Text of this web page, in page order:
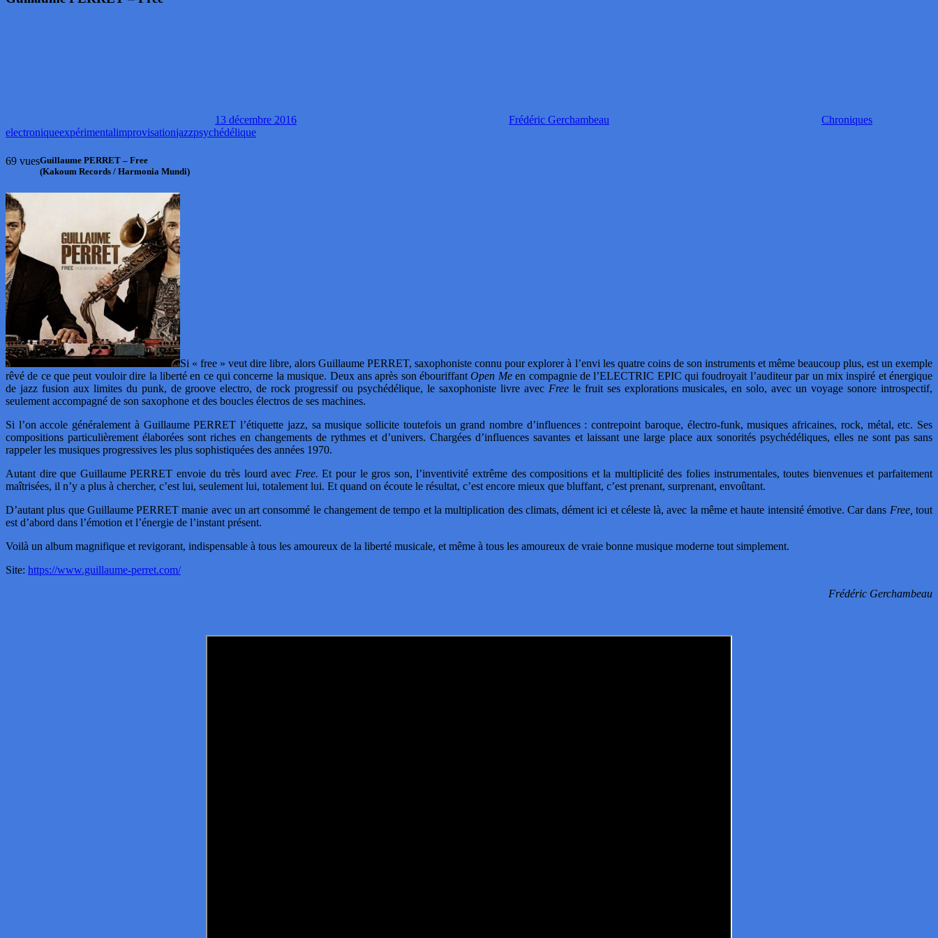
13 décembre 2016 Frédéric Gerchambeau
Chroniques
electroniqueexpérimentalimprovisationjazzpsychédélique
69 vuesGuillaume PERRET – Free
(Kakoum Records / Harmonia Mundi)
Si « free » veut dire libre, alors Guillaume PERRET, saxophoniste connu pour explorer à l’envi les quatre coins de son instruments et même beaucoup plus, est un exemple
rêvé de ce que peut vouloir dire la liberté en ce qui concerne la musique. Deux ans après son ébouriffantOpen Meen compagnie de l’ELECTRIC EPIC qui foudroyait l’auditeur par un mix inspiré et énergique
de jazz fusion aux limites du punk, de groove electro, de rock progressif ou psychédélique, le saxophoniste livre avec Freele fruit ses explorations musicales, en solo, avec un voyage sonore introspectif,
seulement accompagné de son saxophone et des boucles électros de ses machines.
Si l’on accole généralement à Guillaume PERRET l’étiquette jazz, sa musique sollicite toutefois un grand nombre d’influences : contrepoint baroque, électro-funk, musiques africaines, rock, métal, etc. Ses
compositions particulièrement élaborées sont riches en changements de rythmes et d’univers. Chargées d’influences savantes et laissant une large place aux sonorités psychédéliques, elles ne sont pas sans
rappeler les musiques progressives les plus sophistiquées des années 1970.
Autant dire que Guillaume PERRET envoie du très lourd avec Free. Et pour le gros son, l’inventivité extrême des compositions et la multiplicité des folies instrumentales, toutes bienvenues et parfaitement
maîtrisées, il n’y a plus à chercher, c’est lui, seulement lui, totalement lui. Et quand on écoute le résultat, c’est encore mieux que bluffant, c’est prenant, surprenant, envoûtant.
D’autant plus que Guillaume PERRET manie avec un art consommé le changement de tempo et la multiplication des climats, dément ici et céleste là, avec la même et haute intensité émotive. Car dans Free, tout
est d’abord dans l’émotion et l’énergie de l’instant présent.
Voilà un album magnifique et revigorant, indispensable à tous les amoureux de la liberté musicale, et même à tous les amoureux de vraie bonne musique moderne tout simplement.
Site: https://www.guillaume-perret.com/
Frédéric Gerchambeau